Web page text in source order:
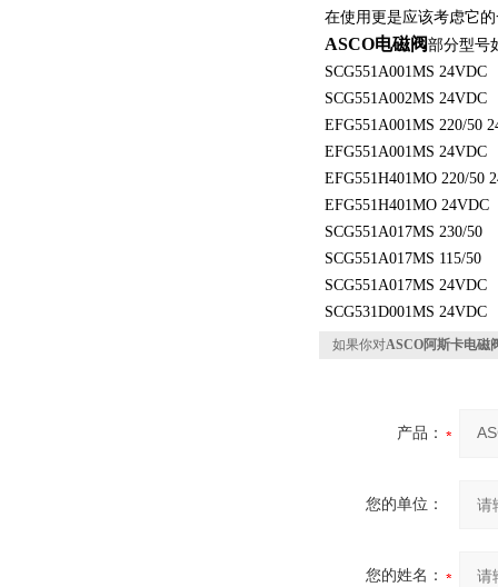
在使用更是应该考虑它
ASCO电磁阀部分型号
SCG551A001MS 24VDC
SCG551A002MS 24VDC
EFG551A001MS 220/50
EFG551A001MS 24VDC
EFG551H401MO 220/50
EFG551H401MO 24VDC
SCG551A017MS 230/50
SCG551A017MS 115/50
SCG551A017MS 24VDC
SCG531D001MS 24VDC
如果你对ASCO阿斯卡电磁
产品：
您的单位：
您的姓名：